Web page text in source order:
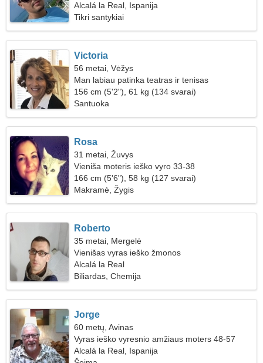
Alcalá la Real, Ispanija
Tikri santykiai
Victoria
56 metai, Vėžys
Man labiau patinka teatras ir tenisas
156 cm (5'2"), 61 kg (134 svarai)
Santuoka
Rosa
31 metai, Žuvys
Vieniša moteris ieško vyro 33-38
166 cm (5'6"), 58 kg (127 svarai)
Makramė, Žygis
Roberto
35 metai, Mergelė
Vienišas vyras ieško žmonos
Alcalá la Real
Biliardas, Chemija
Jorge
60 metų, Avinas
Vyras ieško vyresnio amžiaus moters 48-57
Alcalá la Real, Ispanija